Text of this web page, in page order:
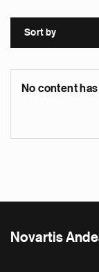
Sort by
No content
Novartis